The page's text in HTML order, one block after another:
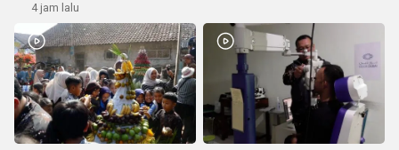
4 jam lalu